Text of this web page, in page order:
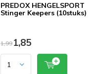
PREDOX HENGELSPORT
Stinger Keepers (10stuks)
1,991,85